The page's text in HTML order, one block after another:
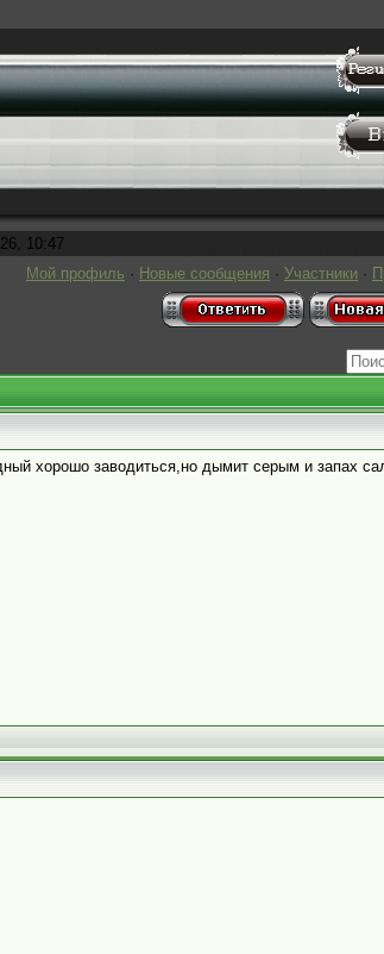
10:47
Мой профиль · Новые сообщения · Участники ·
хорошо заводиться,но дымит серым и запах